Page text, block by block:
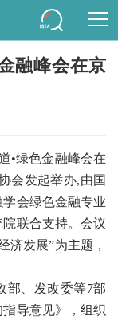
融峰会在京
•绿色金融峰会在
会发起举办,由国
会绿色金融专业
联合支持。会议
济发展”为主题，
、发改委等7部
导意见》，组织